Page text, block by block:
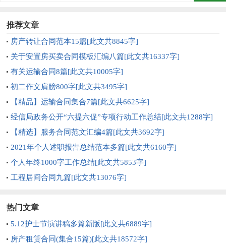
推荐文章
房产转让合同范本15篇[此文共8845字]
关于安置房买卖合同模板汇编八篇[此文共16337字]
有关运输合同8篇[此文共10005字]
初二作文肩膀800字[此文共3495字]
【精品】运输合同集合7篇[此文共6625字]
经信局政务公开“六提六促”专项行动工作总结[此文共1288字]
【精选】服务合同范文汇编4篇[此文共3692字]
2021年个人述职报告总结范本多篇[此文共6160字]
个人年终1000字工作总结[此文共5853字]
工程居间合同九篇[此文共13076字]
热门文章
5.12护士节演讲稿多篇新版[此文共6889字]
房产租赁合同(集合15篇)[此文共18572字]